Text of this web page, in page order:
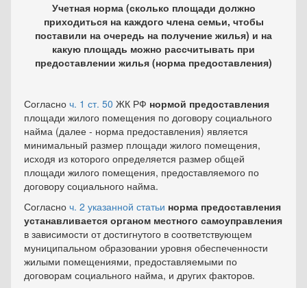
Учетная норма (сколько площади должно
приходиться на каждого члена семьи, чтобы
поставили на очередь на получение жилья) и на
какую площадь можно рассчитывать при
предоставлении жилья (норма предоставления)
Согласно ч. 1 ст. 50 ЖК РФ нормой предоставления
площади жилого помещения по договору социального
найма (далее - норма предоставления) является
минимальный размер площади жилого помещения,
исходя из которого определяется размер общей
площади жилого помещения, предоставляемого по
договору социального найма.
Согласно ч. 2 указанной статьи норма предоставления
устанавливается органом местного самоуправления
в зависимости от достигнутого в соответствующем
муниципальном образовании уровня обеспеченности
жилыми помещениями, предоставляемыми по
договорам социального найма, и других факторов.